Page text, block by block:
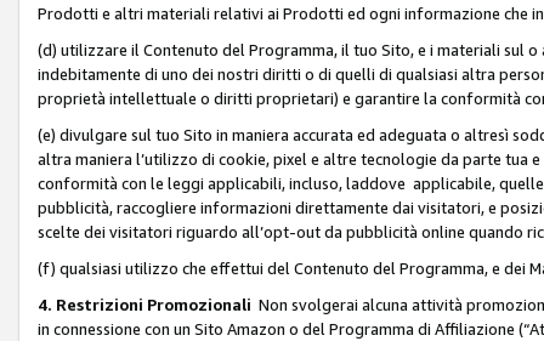
Prodotti e altri materiali relativi ai Prodotti ed ogni informazione che
(d) utilizzare il Contenuto del Programma, il tuo Sito, e i materiali sul
indebitamente di uno dei nostri diritti o di quelli di qualsiasi altra
proprietà intellettuale o diritti proprietari) e garantire la conformità
(e) divulgare sul tuo Sito in maniera accurata ed adeguata o altresì
altra maniera l’utilizzo di cookie, pixel e altre tecnologie da parte tua
conformità con le leggi applicabili, incluso, laddove applicabile,
pubblicità, raccogliere informazioni direttamente dai visitatori, e
scelte dei visitatori riguardo all’opt-out da pubblicità online quando
(f) qualsiasi utilizzo che effettui del Contenuto del Programma, e dei
4. Restrizioni Promozionali Non svolgerai alcuna attività
in connessione con un Sito Amazon o del Programma di Affiliazione